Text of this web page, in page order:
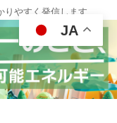
りやすく発信します
JA